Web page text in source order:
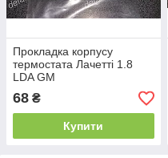
Прокладка корпусу
термостата Лачетті 1.8
LDA GM
68 ₴
Купити